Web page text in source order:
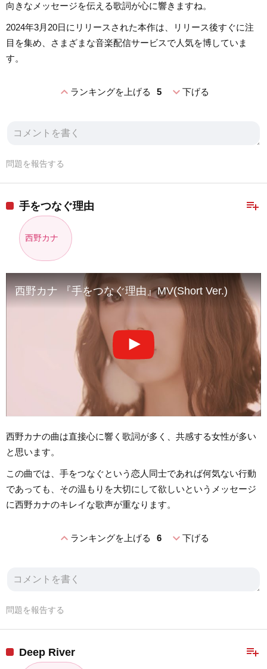
向きなメッセージを伝える歌詞が心に響きますね。
2024年3月20日にリリースされた本作は、リリース後すぐに注
目を集め、さまざまな音楽配信サービスで人気を博していま
す。
expand_lessランキングを上げる 5 expand_more下げる
問題を報告する
playlist_add
手をつなぐ理由
西野カナ
西野カナ 『手をつなぐ理由』MV(Short Ver.)
西野カナの曲は直接心に響く歌詞が多く、共感する女性が多い
と思います。
この曲では、手をつなぐという恋人同士であれば何気ない行動
であっても、その温もりを大切にして欲しいというメッセージ
に西野カナのキレイな歌声が重なります。
expand_lessランキングを上げる 6 expand_more下げる
問題を報告する
playlist_add
Deep River